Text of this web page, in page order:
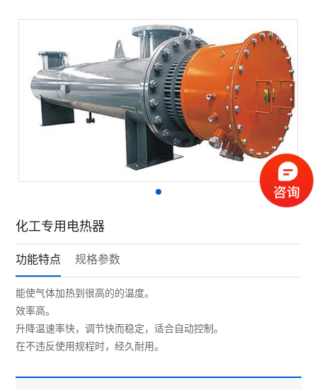
化工专用电热器
功能特点 规格参数
能使气体加热到很高的的温度。
效率高。
升降温速率快，调节快而稳定，适合自动控制。
在不违反使用规程时，经久耐用。